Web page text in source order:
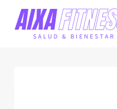
Saltar
contenido